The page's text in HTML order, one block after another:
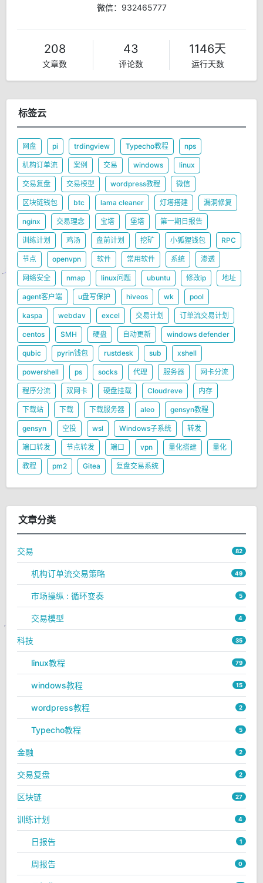
微信：932465777
208
文章数
43
评论数
1146天
运行天数
标签云
网盘 pi trdingview Typecho教程 nps
机构订单流 案例 交易 windows linux
交易复盘 交易模型 wordpress教程 微信
区块链钱包 btc lama cleaner 灯塔搭建 漏洞修复
nginx 交易理念 宝塔 堡塔 第一期日报告
训练计划 鸡汤 盘前计划 挖矿 小狐狸钱包 RPC
节点 openvpn 软件 常用软件 系统 渗透
网络安全 nmap linux问题 ubuntu 修改ip 地址
agent客户端 u盘写保护 hiveos wk pool
kaspa webdav excel 交易计划 订单流交易计划
centos SMH 硬盘 自动更新 windows defender
qubic pyrin钱包 rustdesk sub xshell
powershell ps socks 代理 服务器 网卡分流
程序分流 双网卡 硬盘挂载 Cloudreve 内存
下载站 下载 下载服务器 aleo gensyn教程
gensyn 空投 wsl Windows子系统 转发
端口转发 节点转发 端口 vpn 量化搭建 量化
教程 pm2 Gitea 复盘交易系统
文章分类
交易 82
机构订单流交易策略 49
市场操纵 : 循环变奏 5
交易模型 4
科技 35
linux教程 79
windows教程 15
wordpress教程 2
Typecho教程 5
金融 2
交易复盘 2
区块链 27
训练计划 4
日报告 1
周报告 0